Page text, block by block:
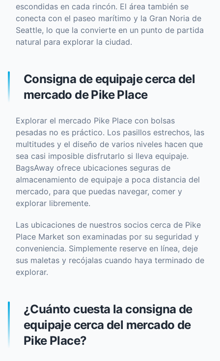
escondidas en cada rincón. El área también se
conecta con el paseo marítimo y la Gran Noria de
Seattle, lo que la convierte en un punto de partida
natural para explorar la ciudad.
Consigna de equipaje cerca del
mercado de Pike Place
Explorar el mercado Pike Place con bolsas
pesadas no es práctico. Los pasillos estrechos, las
multitudes y el diseño de varios niveles hacen que
sea casi imposible disfrutarlo si lleva equipaje.
BagsAway ofrece ubicaciones seguras de
almacenamiento de equipaje a poca distancia del
mercado, para que puedas navegar, comer y
explorar libremente.
Las ubicaciones de nuestros socios cerca de Pike
Place Market son examinadas por su seguridad y
conveniencia. Simplemente reserve en línea, deje
sus maletas y recójalas cuando haya terminado de
explorar.
¿Cuánto cuesta la consigna de
equipaje cerca del mercado de
Pike Place?